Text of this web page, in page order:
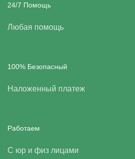
24/7 Помощь
Любая помощь
100% Безопасный
Наложенный платеж
Работаем
С юр и физ лицами